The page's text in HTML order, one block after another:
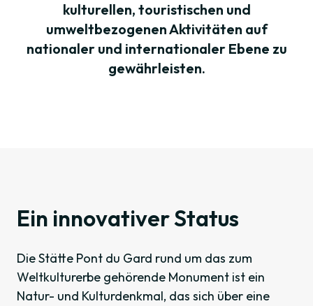
kulturellen, touristischen und
umweltbezogenen Aktivitäten auf
nationaler und internationaler Ebene zu
gewährleisten.
Ein innovativer Status
Die Stätte Pont du Gard rund um das zum
Weltkulturerbe gehörende Monument ist ein
Natur- und Kulturdenkmal, das sich über eine